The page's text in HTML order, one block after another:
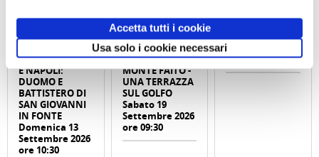
Accetta tutti i cookie
Usa solo i cookie necessari
SAN GENNARO
E NAPOLI:
DUOMO E
BATTISTERO DI
SAN GIOVANNI
IN FONTE
Domenica 13
Settembre 2026
ore 10:30
Trekking con
aperitivo IL
MONTE FAITO -
UNA TERRAZZA
SUL GOLFO
Sabato 19
Settembre 2026
ore 09:30
Abbonameni
Trenitalia